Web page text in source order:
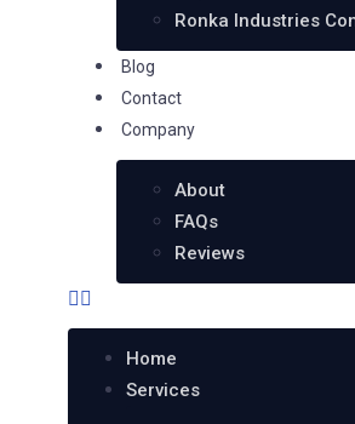
Ronka Industries
Blog
Contact
Company
About
FAQs
Reviews
Home
Services